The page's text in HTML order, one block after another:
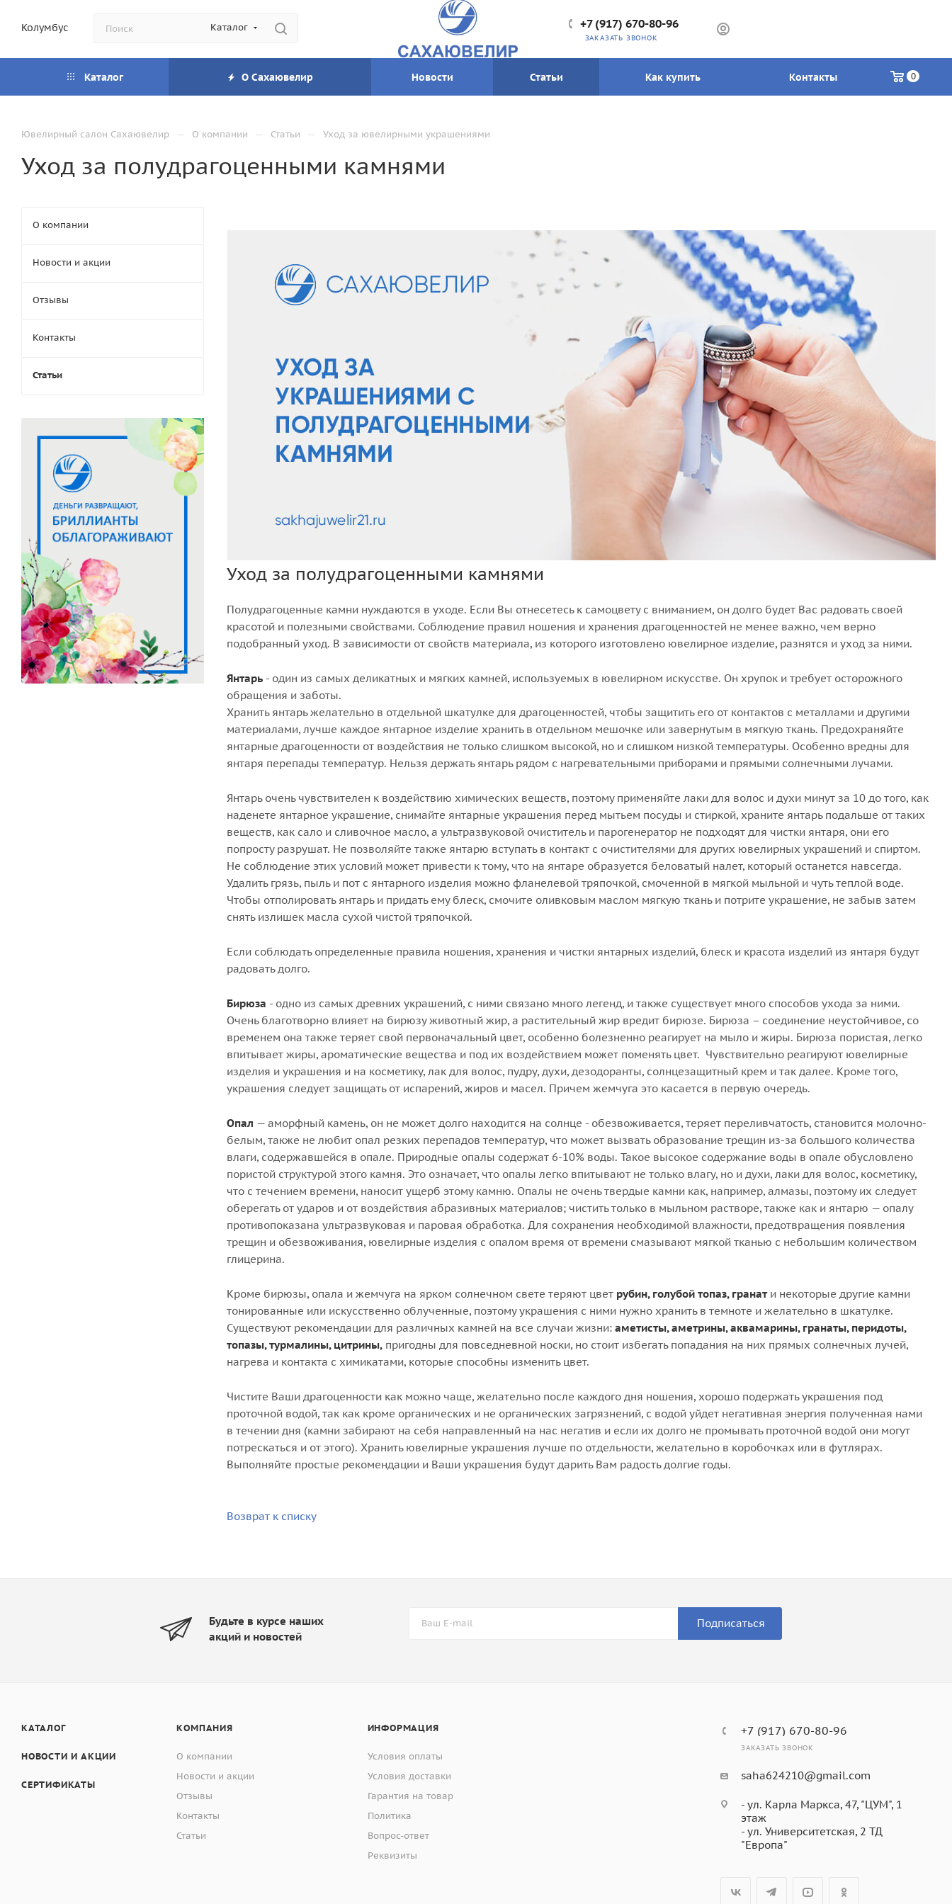
Колумбус Каталог +7 (917) 670-80-96
ЗАКАЗАТЬ ЗВОНОК
0
Каталог О Сахаювелир Новости Статьи Как купить Контакты
Ювелирный салон Сахаювелир — О компании — Статьи — Уход за ювелирными украшениями
Уход за полудрагоценными камнями
Уход за полудрагоценными камнями
Полудрагоценные камни нуждаются в уходе. Если Вы отнесетесь к самоцвету с вниманием, он долго будет Вас радовать своей
красотой и полезными свойствами. Соблюдение правил ношения и хранения драгоценностей не менее важно, чем верно
подобранный уход. В зависимости от свойств материала, из которого изготовлено ювелирное изделие, разнятся и уход за ними.
Янтарь - один из самых деликатных и мягких камней, используемых в ювелирном искусстве. Он хрупок и требует осторожного
обращения и заботы.
Хранить янтарь желательно в отдельной шкатулке для драгоценностей, чтобы защитить его от контактов с металлами и другими
материалами, лучше каждое янтарное изделие хранить в отдельном мешочке или завернутым в мягкую ткань. Предохраняйте
янтарные драгоценности от воздействия не только слишком высокой, но и слишком низкой температуры. Особенно вредны для
янтаря перепады температур. Нельзя держать янтарь рядом с нагревательными приборами и прямыми солнечными лучами.
Янтарь очень чувствителен к воздействию химических веществ, поэтому применяйте лаки для волос и духи минут за 10 до того, как
наденете янтарное украшение, снимайте янтарные украшения перед мытьем посуды и стиркой, храните янтарь подальше от таких
веществ, как сало и сливочное масло, а ультразвуковой очиститель и парогенератор не подходят для чистки янтаря, они его
попросту разрушат. Не позволяйте также янтарю вступать в контакт с очистителями для других ювелирных украшений и спиртом.
Не соблюдение этих условий может привести к тому, что на янтаре образуется беловатый налет, который останется навсегда.
Удалить грязь, пыль и пот с янтарного изделия можно фланелевой тряпочкой, смоченной в мягкой мыльной и чуть теплой воде.
Чтобы отполировать янтарь и придать ему блеск, смочите оливковым маслом мягкую ткань и потрите украшение, не забыв затем
снять излишек масла сухой чистой тряпочкой.
Если соблюдать определенные правила ношения, хранения и чистки янтарных изделий, блеск и красота изделий из янтаря будут
радовать долго.
Бирюза - одно из самых древних украшений, с ними связано много легенд, и также существует много способов ухода за ними.
Очень благотворно влияет на бирюзу животный жир, а растительный жир вредит бирюзе. Бирюза – соединение неустойчивое, со
временем она также теряет свой первоначальный цвет, особенно болезненно реагирует на мыло и жиры. Бирюза пористая, легко
впитывает жиры, ароматические вещества и под их воздействием может поменять цвет. Чувствительно реагируют ювелирные
изделия и украшения и на косметику, лак для волос, пудру, духи, дезодоранты, солнцезащитный крем и так далее. Кроме того,
украшения следует защищать от испарений, жиров и масел. Причем жемчуга это касается в первую очередь.
Опал — аморфный камень, он не может долго находится на солнце - обезвоживается, теряет переливчатость, становится молочно-
белым, также не любит опал резких перепадов температур, что может вызвать образование трещин из-за большого количества
влаги, содержавшейся в опале. Природные опалы содержат 6-10% воды. Такое высокое содержание воды в опале обусловлено
пористой структурой этого камня. Это означает, что опалы легко впитывают не только влагу, но и духи, лаки для волос, косметику,
что с течением времени, наносит ущерб этому камню. Опалы не очень твердые камни как, например, алмазы, поэтому их следует
оберегать от ударов и от воздействия абразивных материалов; чистить только в мыльном растворе, также как и янтарю — опалу
противопоказана ультразвуковая и паровая обработка. Для сохранения необходимой влажности, предотвращения появления
трещин и обезвоживания, ювелирные изделия с опалом время от времени смазывают мягкой тканью с небольшим количеством
глицерина.
Кроме бирюзы, опала и жемчуга на ярком солнечном свете теряют цвет рубин, голубой топаз, гранати некоторые другие камни
тонированные или искусственно облученные, поэтому украшения с ними нужно хранить в темноте и желательно в шкатулке.
Существуют рекомендации для различных камней на все случаи жизни: аметисты, аметрины, аквамарины, гранаты, перидоты,
топазы, турмалины, цитрины, пригодны для повседневной носки, но стоит избегать попадания на них прямых солнечных лучей,
нагрева и контакта с химикатами, которые способны изменить цвет.
Чистите Ваши драгоценности как можно чаще, желательно после каждого дня ношения, хорошо подержать украшения под
проточной водой, так как кроме органических и не органических загрязнений, с водой уйдет негативная энергия полученная нами
в течении дня (камни забирают на себя направленный на нас негатив и если их долго не промывать проточной водой они могут
потрескаться и от этого). Хранить ювелирные украшения лучше по отдельности, желательно в коробочках или в футлярах.
Выполняйте простые рекомендации и Ваши украшения будут дарить Вам радость долгие годы.
Возврат к списку
О компании
Новости и акции
Отзывы
Контакты
Статьи
Будьте в курсе наших
акций и новостей
Подписаться
КАТАЛОГ
НОВОСТИ И АКЦИИ
СЕРТИФИКАТЫ
КОМПАНИЯ
О компании
Новости и акции
Отзывы
Контакты
Статьи
ИНФОРМАЦИЯ
Условия оплаты
Условия доставки
Гарантия на товар
Политика
Вопрос-ответ
Реквизиты
+7 (917) 670-80-96
ЗАКАЗАТЬ ЗВОНОК
saha624210@gmail.com
- ул. Карла Маркса, 47, "ЦУМ", 1
этаж
- ул. Университетская, 2 ТД
"Европа"